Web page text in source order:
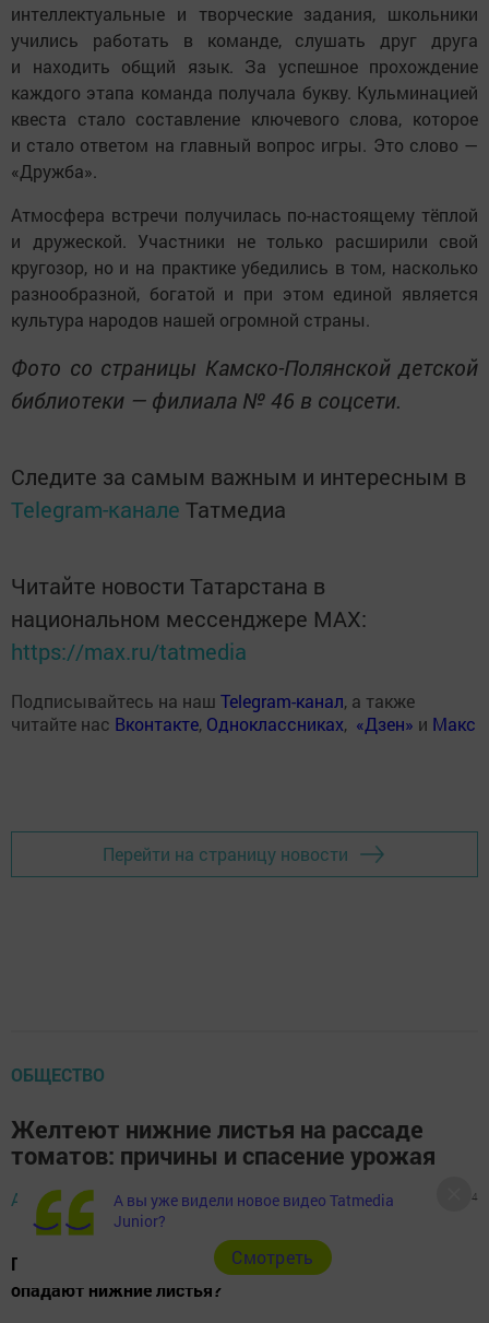
интеллектуальные и творческие задания, школьники
учились работать в команде, слушать друг друга
и находить общий язык. За успешное прохождение
каждого этапа команда получала букву. Кульминацией
квеста стало составление ключевого слова, которое
и стало ответом на главный вопрос игры. Это слово —
«Дружба».
Атмосфера встречи получилась по-настоящему тёплой
и дружеской. Участники не только расширили свой
кругозор, но и на практике убедились в том, насколько
разнообразной, богатой и при этом единой является
культура народов нашей огромной страны.
Фото со страницы Камско-Полянской детской
библиотеки — филиала № 46 в соцсети.
Следите за самым важным и интересным в
Telegram-канале Татмедиа
Читайте новости Татарстана в
национальном мессенджере MАХ:
https://max.ru/tatmedia
Подписывайтесь на наш Telegram-канал, а также
читайте нас Вконтакте, Одноклассниках, «Дзен» и Макс
Перейти на страницу новости
ОБЩЕСТВО
Желтеют нижние листья на рассаде
томатов: причины и спасение урожая
Автор, 18 апреля 2026 - 10:08 2939 4
Почему желтеет рассада помидоров и что делать, если
опадают нижние листья?
А вы уже видели новое видео Tatmedia
Junior?
Cмотреть